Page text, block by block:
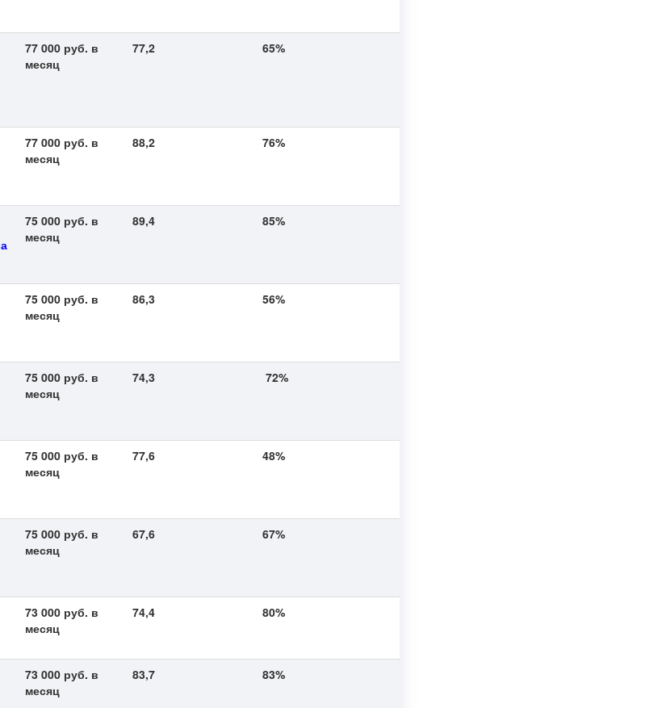
77 000 руб. в
месяц
77,2 65%
77 000 руб. в
месяц
88,2 76%
75 000 руб. в
месяц
89,4 85%
75 000 руб. в
месяц
86,3 56%
75 000 руб. в
месяц
74,3 72%
75 000 руб. в
месяц
77,6 48%
75 000 руб. в
месяц
67,6 67%
73 000 руб. в
месяц
74,4 80%
73 000 руб. в
месяц
83,7 83%